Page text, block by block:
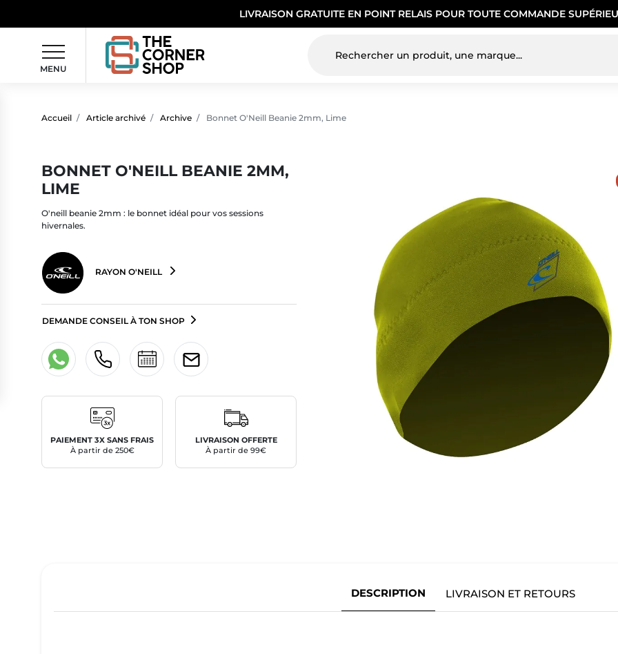
LIVRAISON GRATUITE EN POINT RELAIS POUR TOUTE COMMANDE
MENU
Accueil Article archivé Archive Bonnet O'Neill Beanie 2mm, Lime
BONNET O'NEILL BEANIE 2MM,
LIME
O'neill beanie 2mm : le bonnet idéal pour vos sessions
hivernales.
RAYON O'NEILL
DEMANDE CONSEIL À TON SHOP
PAIEMENT 3X SANS FRAIS
À partir de 250€
LIVRAISON OFFERTE
À partir de 99€
DESCRIPTION LIVRAISON ET RETOURS